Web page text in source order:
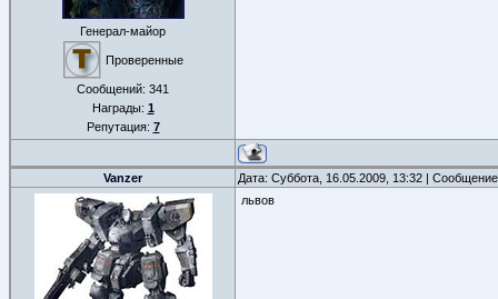
Генерал-майор
Проверенные
Сообщений: 341
Награды: 1
Репутация: 7
Vanzer Дата: Суббота, 16.05.2009, 13:32 |
львов